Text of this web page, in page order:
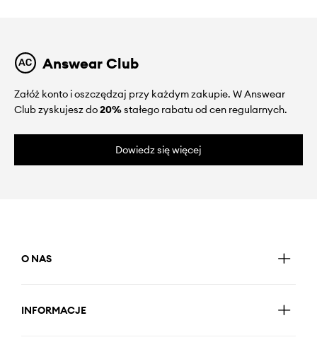
Answear Club
Załóż konto i oszczędzaj przy każdym zakupie. W Answear
Club zyskujesz do20%stałego rabatu od cen regularnych.
Dowiedz się więcej
O NAS
INFORMACJE